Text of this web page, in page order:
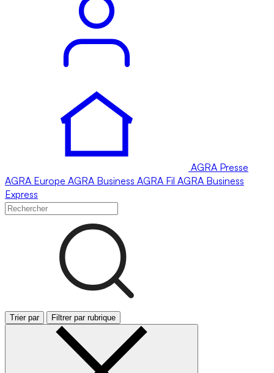
AGRA Presse
AGRA Europe AGRA Business AGRA Fil AGRA Business
Express
Trier par Filtrer par rubrique